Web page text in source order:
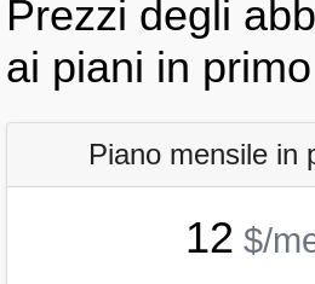
Prezzi degli
ai piani in
Piano mensile in
12 $/